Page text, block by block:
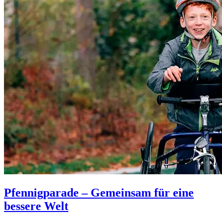
Pfennigparade – Gemeinsam für eine
bessere Welt